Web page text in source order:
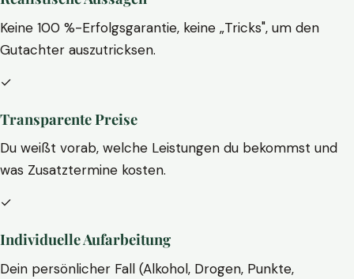
Keine 100 %-Erfolgsgarantie, keine „Tricks", um den
Gutachter auszutricksen.
✓
Transparente Preise
Du weißt vorab, welche Leistungen du bekommst und
was Zusatztermine kosten.
✓
Individuelle Aufarbeitung
Dein persönlicher Fall (Alkohol, Drogen, Punkte,